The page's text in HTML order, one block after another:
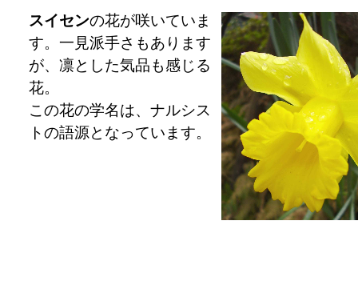
スイセンの花が咲いていま
す。一見派手さもあります
が、凛とした気品も感じる
花。
この花の学名は、ナルシス
トの語源となっています。